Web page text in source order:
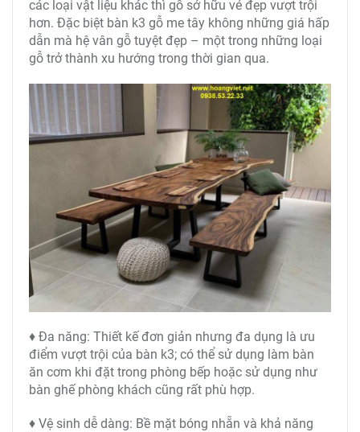
các loại vật liệu khác thì gỗ sở hữu vẻ đẹp vượt trội
hơn. Đặc biệt bàn k3 gỗ me tây không những giá hấp
dẫn mà hệ vân gỗ tuyệt đẹp – một trong những loại
gỗ trở thành xu hướng trong thời gian qua.
♦ Đa năng: Thiết kế đơn giản nhưng đa dụng là ưu
điểm vượt trội của bàn k3; có thể sử dụng làm bàn
ăn cơm khi đặt trong phòng bếp hoặc sử dụng như
bàn ghế phòng khách cũng rất phù hợp.
♦ Vệ sinh dễ dàng: Bề mặt bóng nhẵn và khả năng